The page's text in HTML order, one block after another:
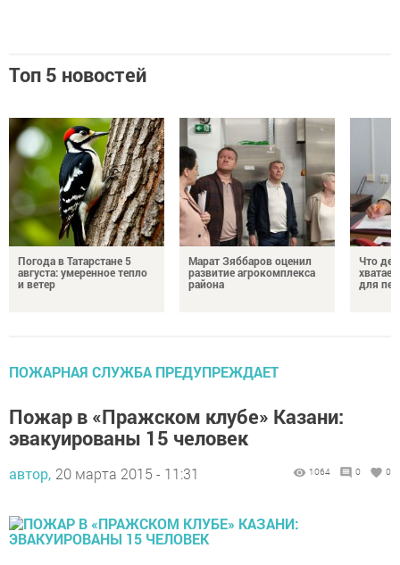
Топ 5 новостей
Погода в Татарстане 5
августа: умеренное тепло
и ветер
Марат Зяббаров оценил
развитие агрокомплекса
района
Что
для
ПОЖАРНАЯ СЛУЖБА ПРЕДУПРЕЖДАЕТ
Пожар в «Пражском клубе» Казани:
эвакуированы 15 человек
автор, 20 марта 2015 - 11:31 1064 0 0